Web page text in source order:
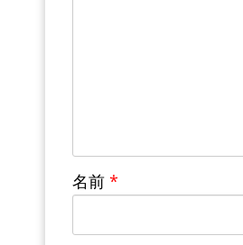
名前 *